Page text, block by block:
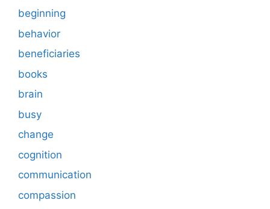
beginning
behavior
beneficiaries
books
brain
busy
change
cognition
communication
compassion